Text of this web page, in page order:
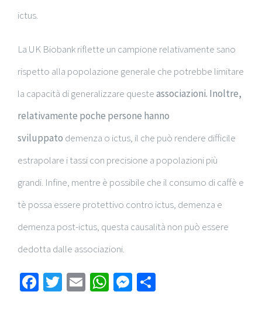
ictus.
La UK Biobank riflette un campione relativamente sano
rispetto alla popolazione generale che potrebbe limitare
la capacità di generalizzare questeassociazioni. Inoltre,
relativamente poche persone hanno
sviluppato demenza o ictus, il che può rendere difficile
estrapolare i tassi con precisione a popolazioni più
grandi. Infine, mentre è possibile che il consumo di caffè e
tè possa essere protettivo contro ictus, demenza e
demenza post-ictus, questa causalità non può essere
dedotta dalle associazioni.
Facebook
Twitter
EmailWhatsApp
Messenger